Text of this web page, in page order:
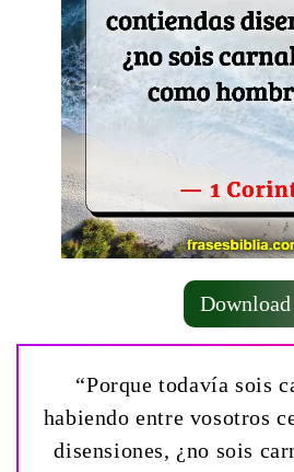
Download
“Porque todavía sois
habiendo entre vosotros
disensiones, ¿no sois